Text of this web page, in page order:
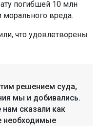
погибшей 10 млн
морального вреда.
что удовлетворены
решением суда,
мы и добивались.
нам сказали как
необходимые